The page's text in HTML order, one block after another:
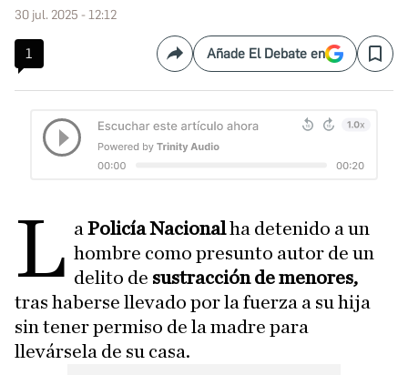
30 jul. 2025 - 12:12
1 CompartirAñade El Debate en Save
L aPolicía Nacionalha detenido a un
hombre como presunto autor de un
delito de sustracción de menores,
tras haberse llevado por la fuerza a su hija
sin tener permiso de la madre para
llevársela de su casa.